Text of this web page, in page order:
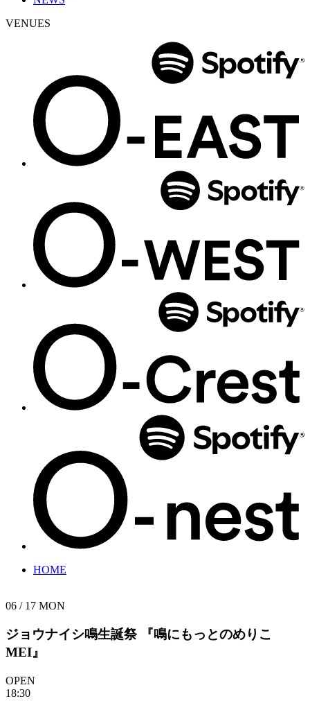
VENUES
HOME
06 / 17 MON
ジョウナイシ鳴生誕祭 『鳴にもっとのめりこ
MEI』
OPEN
18:30